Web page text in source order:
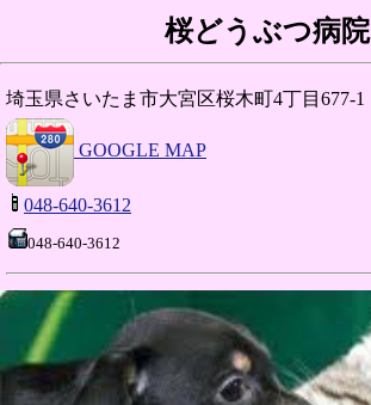
桜どうぶつ病院
埼玉県さいたま市大宮区桜木町4丁目677-1
GOOGLE MAP
048-640-3612
048-640-3612